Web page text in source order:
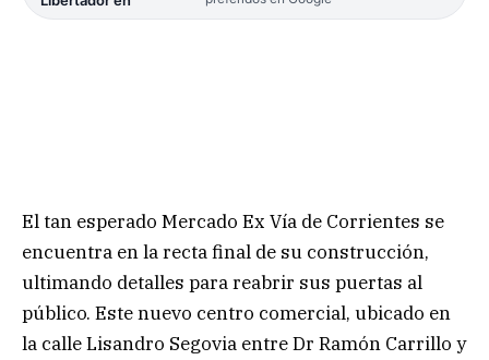
El tan esperado Mercado Ex Vía de Corrientes se
encuentra en la recta final de su construcción,
ultimando detalles para reabrir sus puertas al
público. Este nuevo centro comercial, ubicado en
la calle Lisandro Segovia entre Dr Ramón Carrillo y